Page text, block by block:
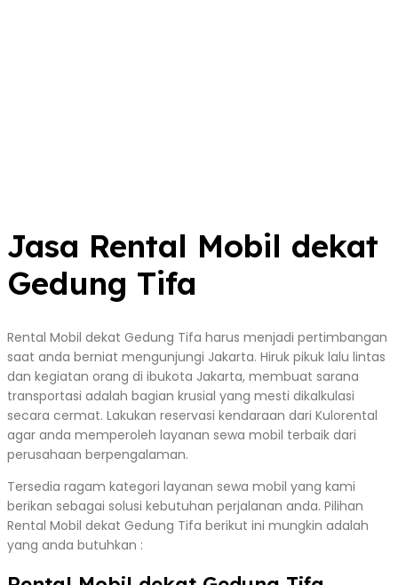
Jasa Rental Mobil dekat
Gedung Tifa
Rental Mobil dekat Gedung Tifa harus menjadi pertimbangan
saat anda berniat mengunjungi Jakarta. Hiruk pikuk lalu lintas
dan kegiatan orang di ibukota Jakarta, membuat sarana
transportasi adalah bagian krusial yang mesti dikalkulasi
secara cermat. Lakukan reservasi kendaraan dari Kulorental
agar anda memperoleh layanan sewa mobil terbaik dari
perusahaan berpengalaman.
Tersedia ragam kategori layanan sewa mobil yang kami
berikan sebagai solusi kebutuhan perjalanan anda. Pilihan
Rental Mobil dekat Gedung Tifa berikut ini mungkin adalah
yang anda butuhkan :